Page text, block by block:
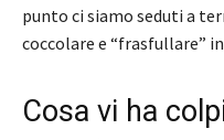
punto ci siamo seduti a
coccolare e “frasfullare”
Cosa vi ha